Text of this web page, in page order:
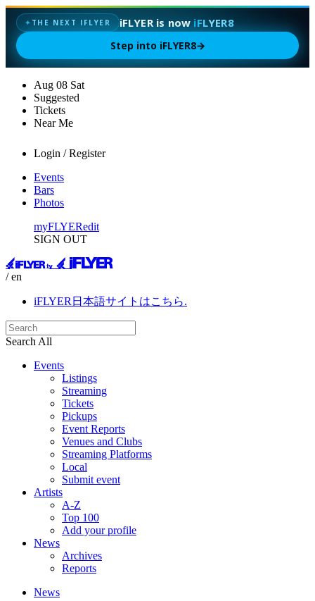
✦ THE NEXT IFLYER iFLYER is now iFLYER8
Step into iFLYER8→
Aug 08 Sat
Suggested
Tickets
Near Me
Login / Register
Events
Bars
Photos
myFLYERedit
SIGN OUT
/ en
iFLYER日本語サイトはこちら.
Search All
Events
Listings
Streaming
Tickets
Pickups
Event Reports
Venues and Clubs
Streaming Platforms
Local
Submit event
Artists
A-Z
Top 100
Add your profile
News
Archives
Reports
News